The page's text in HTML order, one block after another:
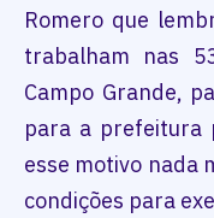
Romero que
trabalham nas
Campo Grande,
para a prefeitura
esse motivo nada
condições para